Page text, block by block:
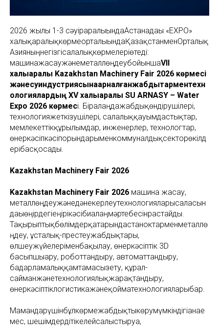
2026 жылғы 1-3 сәуіраралығындаАстанадағы «EXPO»
халықаралықкөрмеорталығындаҚазақстанменОрталық
Азияныңнегізгісалалықкөрмелеріөтеді:
машинажасаужәнеметаллөңдеубойыншаVII
халықаралық Kazakhstan Machinery Fair 2026 көрмесі
жәнесуиндустриясынаарналғанжабдықтарментехн
ологиялардың XV халықаралық SU ARNASY – Water
Expo 2026 көрмесі. Біралаңдажабдықөндірушілері,
технологияжеткізушілері, салалыққауымдастықтар,
мемлекеттікқұрылымдар, инженерлер, технологтар,
өнеркәсіпкәсіпорындарыменкоммуналдықсекторөкілд
ерібасқосады.
Kazakhstan Machinery Fair 2026
Kazakhstan Machinery Fair 2026 машина жасау,
металлөңдеужәнедәнекерлеутехнологияларысаласын
дағыөңірдегіеңірікәсібиалаңмәртебесінрастайды.
Тақырыптықбөлімдерқатарындастаноктарменметаллө
ңдеу, ұсталық-престеужабдықтары,
өлшеужүйелеріменбақылау, өнеркәсіптік 3D
басыпшығару, роботтандыру, автоматтандыру,
бағдарламалыққамтамасызету, құрал-
сайманжәнетехнологиялықжарақтандыру,
өнеркәсіптіклогистикажәнеқойматехнологияларыбар.
Мамандарүшінбұлкөрмежабдықтыкөрумүмкіндігіғанае
мес, шешімдердітікелейсалыстыруға,